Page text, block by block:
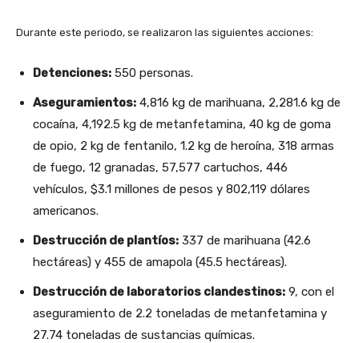
Durante este periodo, se realizaron las siguientes acciones:
Detenciones: 550 personas.
Aseguramientos: 4,816 kg de marihuana, 2,281.6 kg de
cocaína, 4,192.5 kg de metanfetamina, 40 kg de goma
de opio, 2 kg de fentanilo, 1.2 kg de heroína, 318 armas
de fuego, 12 granadas, 57,577 cartuchos, 446
vehículos, $3.1 millones de pesos y 802,119 dólares
americanos.
Destrucción de plantíos: 337 de marihuana (42.6
hectáreas) y 455 de amapola (45.5 hectáreas).
Destrucción de laboratorios clandestinos: 9, con el
aseguramiento de 2.2 toneladas de metanfetamina y
27.74 toneladas de sustancias químicas.